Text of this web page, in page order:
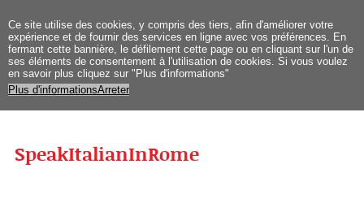
Ce site utilise des cookies, y compris des tiers, afin d'améliorer votre
expérience et de fournir des services en ligne avec vos préférences. En
fermant cette bannière, le défilement cette page ou en cliquant sur l'un de
ses éléments de consentement à l'utilisation de cookies. Si vous voulez
en savoir plus cliquez sur " Plus d'informations"
Plus d'informationsArreter
SpeakItalianInRome